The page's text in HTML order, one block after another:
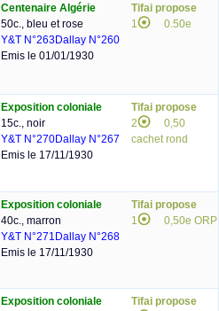
Centenaire Algérie
50c., bleu et rose
Y&T N°263Dallay N°260
Emis le 01/01/1930
Tifai propose
1
0.50e
Exposition coloniale
15c., noir
Y&T N°270Dallay N°267
Emis le 17/11/1930
Tifai propose
2
0,50
cachet rond
Exposition coloniale
40c., marron
Y&T N°271 Dallay N°268
Emis le 17/11/1930
Tifai propose
1
0,50e ORP
Exposition coloniale
Tifai propose